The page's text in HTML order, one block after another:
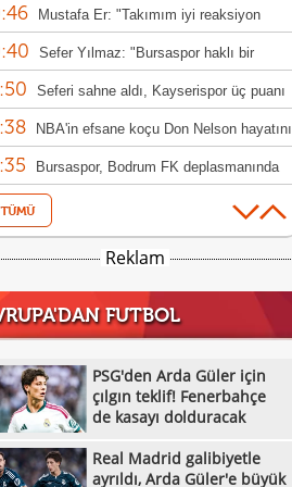
Mustafa Er: "Takımım iyi reaksiyon
Sefer Yılmaz: "Bursaspor haklı bir
aldı"
Seferi sahne aldı, Kayserispor üç puanı
NBA'in efsane koçu Don Nelson hayatını
Bursaspor, Bodrum FK deplasmanında
Trabzonspor'a Premier Lig'den yıldız orta
Yves Bissouma
Milli atıcılardan Avrupa Şampiyonası'nda
Stanojevic: "Bugün bizim için çok kötü bir
Fenerbahçe'ye Rashford'dan kötü haber!
Galatasaray'dan Chelsea'nin forvetine
Emmanuel Emegha
Galatasaray Daikin'den libero transferi
Reklam
FUTBOL
PSG'den Arda Güler için
çılgın teklif! Fenerbahçe
de kasayı dolduracak
Real Madrid galibiyetle
ayrıldı, Arda Güler'e büyük